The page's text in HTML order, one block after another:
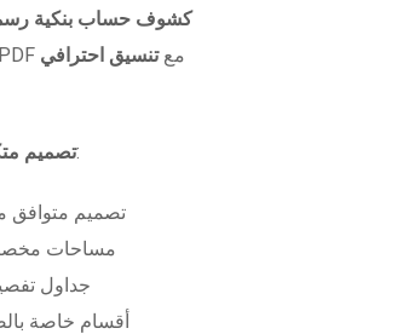
كشوف حساب بنكية
متطلبات التمويل. متوفر بصيغتي Word و PDF معتنسيق احترافي
تصميميتضمن الملف:
تصميم متوافق
مساحات
جداول
أقسام خاصة